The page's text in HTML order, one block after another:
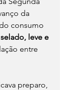
da
consumo
leve e
entre
preparo,